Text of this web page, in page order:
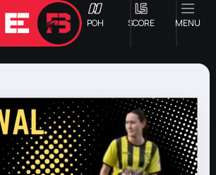
ΡΟΗ SCORE MENU